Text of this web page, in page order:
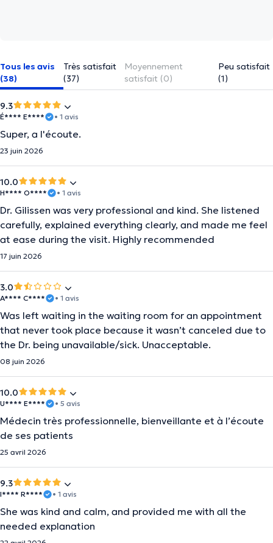
Tous les avis
(38)
Très satisfait
(37)
Moyennement
satisfait (0)
Peu satisfait
(1)
9.3
É**** E**** • 1 avis
Super, a l'écoute.
23 juin 2026
10.0
H**** O**** • 1 avis
Dr. Gilissen was very professional and kind. She listened
carefully, explained everything clearly, and made me feel
at ease during the visit. Highly recommended
17 juin 2026
3.0
A**** C**** • 1 avis
Was left waiting in the waiting room for an appointment
that never took place because it wasn’t canceled due to
the Dr. being unavailable/sick. Unacceptable.
08 juin 2026
10.0
U**** E**** • 5 avis
Médecin très professionnelle, bienveillante et à l’écoute
de ses patients
25 avril 2026
9.3
I**** R**** • 1 avis
She was kind and calm, and provided me with all the
needed explanation